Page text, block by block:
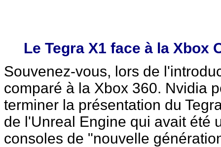
Le Tegra X1 face à la Xbox
Souvenez-vous, lors de
comparé à la Xbox 360. Nvidia
terminer la présentation du
de l'Unreal Engine qui avait été
consoles de "nouvelle